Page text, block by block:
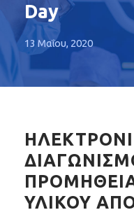
Day
13 Μαΐου, 2020
ΥΛΙΚΟΥ